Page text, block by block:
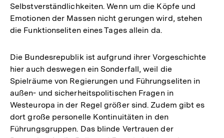
Selbstverständlichkeiten. Wenn um die Köpfe und
Emotionen der Massen nicht gerungen wird, stehen
die Funktionseliten eines Tages allein da.
Die Bundesrepublik ist aufgrund ihrer Vorgeschichte
hier auch deswegen ein Sonderfall, weil die
Spielräume von Regierungen und Führungseliten in
außen- und sicherheitspolitischen Fragen in
Westeuropa in der Regel größer sind. Zudem gibt es
dort große personelle Kontinuitäten in den
Führungsgruppen. Das blinde Vertrauen der